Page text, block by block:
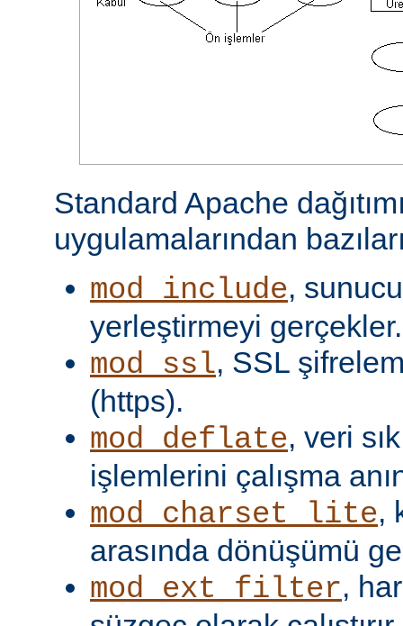
Standard Apache
uygulamalarından
mod_include,
yerleştirmeyi gerçekler.
mod_ssl, SSL
(https).
mod_deflate, veri
işlemlerini çalışma
mod_charset_lite,
arasında dönüşümü
mod_ext_filter,